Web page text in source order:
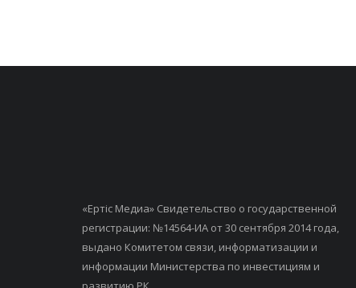
«Ертiс Медиа» Свидетельство о государственной
регистрации: №14564-ИА от 30 сентября 2014 года,
выдано Комитетом связи, информатизации и
информации Министерства по инвестициям и